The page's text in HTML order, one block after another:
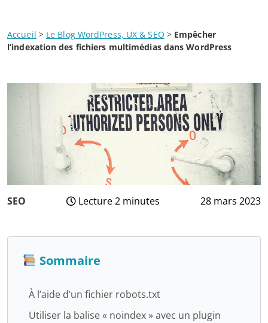
Accueil > Le Blog WordPress, UX & SEO > Empêcher
l’indexation des fichiers multimédias dans WordPress
SEO Lecture 2 minutes 28 mars 2023
3
2024
Sommaire
À l’aide d’un fichier robots.txt
Utiliser la balise « noindex » avec un plugin